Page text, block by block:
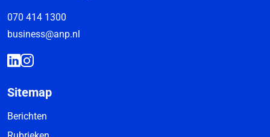
070 414 1300
business@anp.nl
Sitemap
Berichten